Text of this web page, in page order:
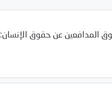
المدافعين عن حقوق الإنسان: